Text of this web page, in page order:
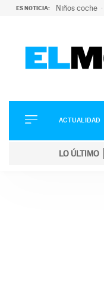
ES NOTICIA: Niños coche
ELÉCTRICOS
CONDUCIR
ACTUALIDAD
LO ÚLTIMO